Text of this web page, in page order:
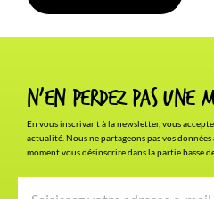
N'en Perdez pas une
En vous inscrivant à la newsletter, vous
actualité. Nous ne partageons pas vos
moment vous désinscrire dans la partie basse